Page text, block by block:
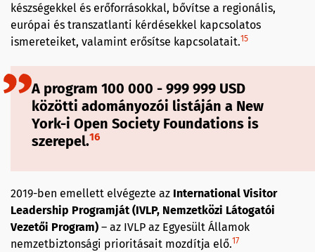
készségekkel és erőforrásokkal, bővítse a regionális,
európai és transzatlanti kérdésekkel kapcsolatos
ismereteiket, valamint erősítse kapcsolatait.15
A program 100 000 - 999 999 USD
közötti adományozói listáján a New
York-i Open Society Foundations is
szerepel.16
2019-ben emellett elvégezte az International Visitor
Leadership Programját (IVLP, Nemzetközi Látogatói
Vezetői Program) – az IVLP az Egyesült Államok
nemzetbiztonsági prioritásait mozdítja elő.17